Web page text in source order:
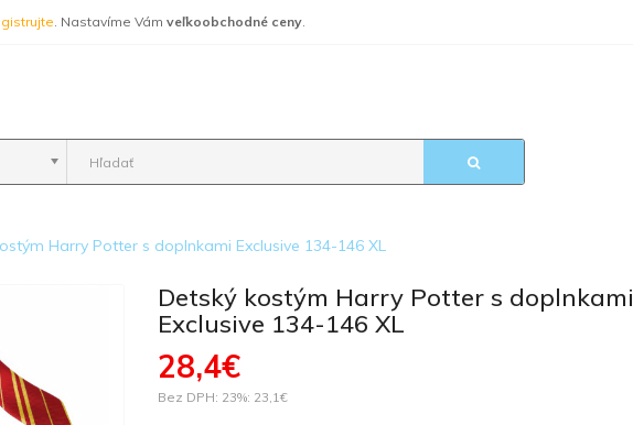
. Nastavíme Vámveľkoobchodné ceny.
Harry Potter s doplnkami Exclusive 134-146 XL
Detský kostým Harry Potter s doplnkami
Exclusive 134-146 XL
28,4€
Bez DPH: 23%: 23,1€